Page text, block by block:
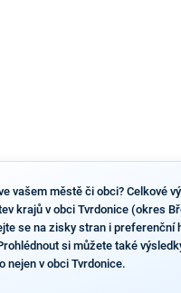
vašem městě či obci? Celkové
krajů v obci Tvrdonice (okres
se na zisky stran i preferenční
si můžete také
nejen v obci Tvrdonice.